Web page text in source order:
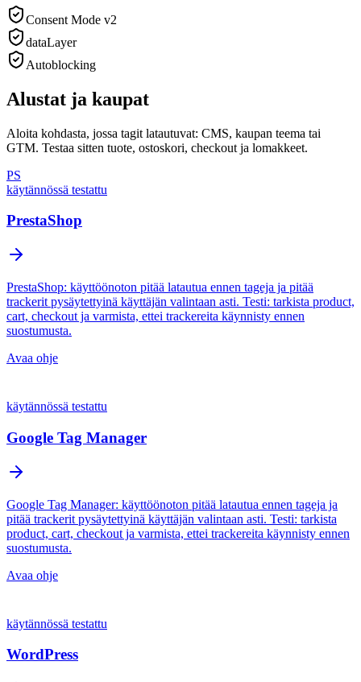
Consent Mode v2
dataLayer
Autoblocking
Alustat ja kaupat
Aloita kohdasta, jossa tagit latautuvat: CMS, kaupan teema tai
GTM. Testaa sitten tuote, ostoskori, checkout ja lomakkeet.
PS
käytännössä testattu
PrestaShop
PrestaShop: käyttöönoton pitää latautua ennen tageja ja pitää
trackerit pysäytettyinä käyttäjän valintaan asti. Testi: tarkista product,
cart, checkout ja varmista, ettei trackereita käynnisty ennen
suostumusta.
Avaa ohje
käytännössä testattu
Google Tag Manager
Google Tag Manager: käyttöönoton pitää latautua ennen tageja ja
pitää trackerit pysäytettyinä käyttäjän valintaan asti. Testi: tarkista
product, cart, checkout ja varmista, ettei trackereita käynnisty ennen
suostumusta.
Avaa ohje
käytännössä testattu
WordPress